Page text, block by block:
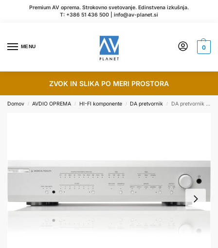
Premium AV oprema. Strokovno svetovanje. Edinstvena izkušnja.
T: +386 51 436 500 info@av-planet.si
MENU 0
ZVOK IN SLIKA PO MERI PROSTORA
Domov / AVDIO OPREMA / HI-FI komponente / DA pretvornik / DA pretvornik Musical Fidelity M6x – srebrn